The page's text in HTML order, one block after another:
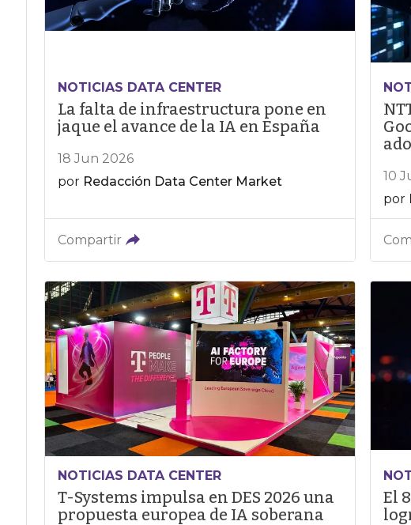
NOTICIAS DATA CENTER
La falta de infraestructura pone en
jaque el avance de la IA en España
18 Jun 2026
por Redacción Data Center Market
Compartir
10
por
NOTICIAS DATA CENTER
T-Systems impulsa en DES 2026 una
propuesta europea de IA soberana
El